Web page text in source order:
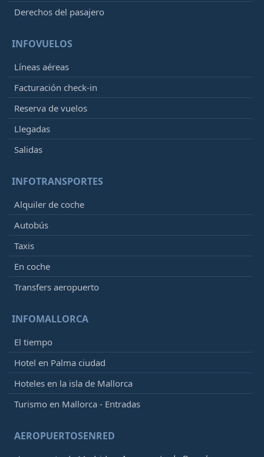
Derechos del pasajero
INFOVUELOS
Líneas aéreas
Facturación check-in
Reserva de vuelos
Llegadas
Salidas
INFOTRANSPORTES
Alquiler de coche
Autobús
Taxis
En coche
Transfers aeropuerto
INFOMALLORCA
El tiempo
Hotel en Palma ciudad
Hoteles en la isla de Mallorca
Turismo en Mallorca - Entradas
AEROPUERTOSENRED